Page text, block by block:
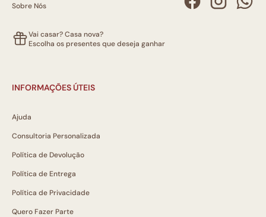
Sobre Nós
Vai casar? Casa nova?
Escolha os presentes que deseja ganhar
INFORMAÇÕES ÚTEIS
Ajuda
Consultoria Personalizada
Política de Devolução
Política de Entrega
Política de Privacidade
Quero Fazer Parte